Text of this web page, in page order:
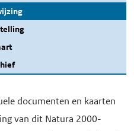
documenten en kaarten
van dit Natura 2000-